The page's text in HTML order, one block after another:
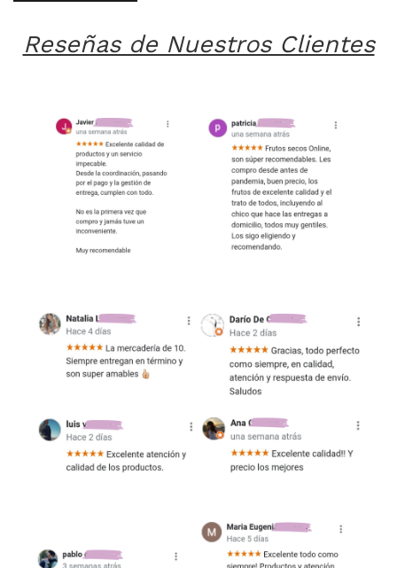
Reseñas de Nuestros Clientes